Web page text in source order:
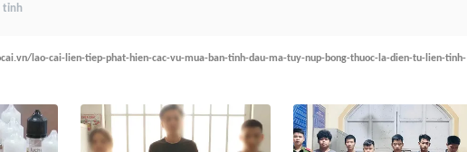
tỉnh
lao-cai-lien-tiep-phat-hien-cac-vu-mua-ban-tinh-dau-ma-tuy-nup-bong-thuoc-la-dien-tu-lien-tinh-